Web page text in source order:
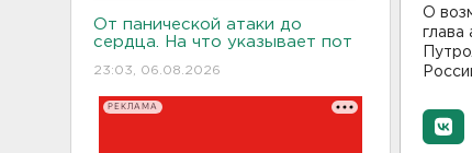
От панической атаки до
сердца. На что указывает пот
23:03, 06.08.2026
РЕКЛАМА
О
глава